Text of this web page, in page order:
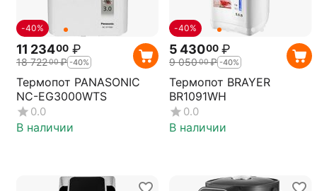
-40%
11 23400 ₽
18 72200₽ -40%
Термопот PANASONIC
NC-EG3000WTS
0.0
В наличии
-40%
5 43000 ₽
9 05000₽ -40%
Термопот BRAYER
BR1091WH
0.0
В наличии